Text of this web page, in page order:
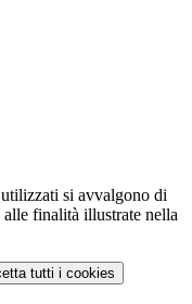
si avvalgono di
finalità illustrate nella
tutti i cookies